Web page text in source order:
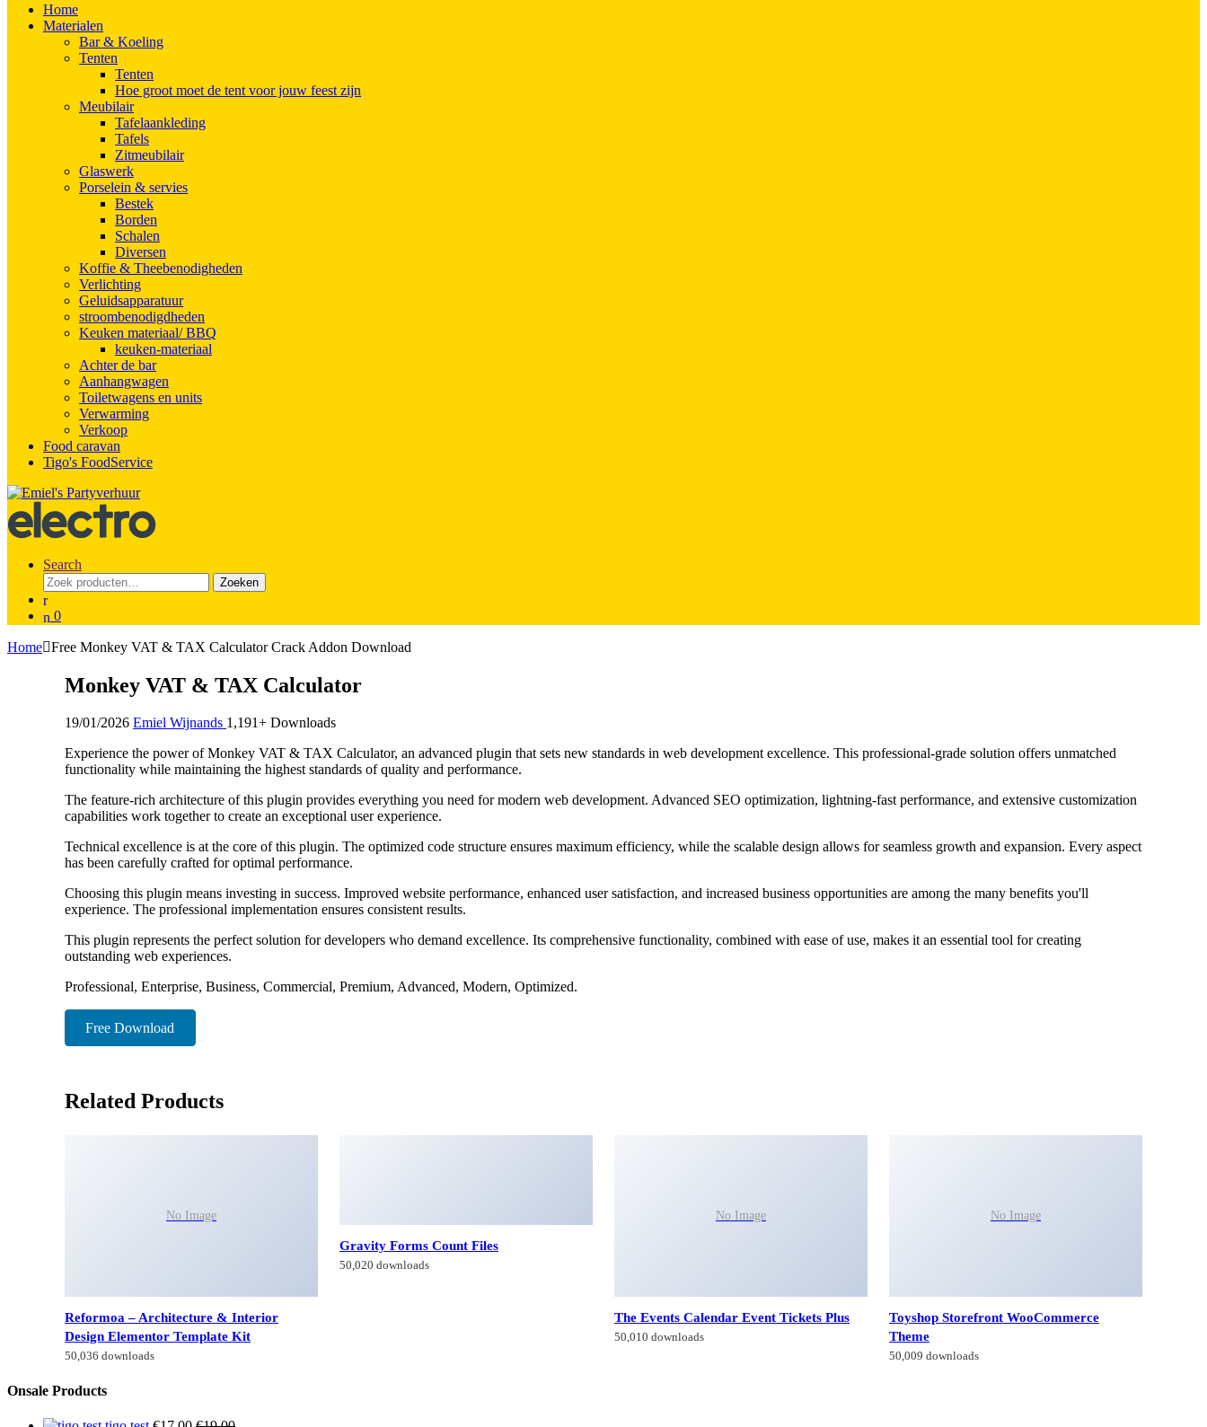
Home
Materialen
Bar & Koeling
Tenten
Tenten
Hoe groot moet de tent voor jouw feest zijn
Meubilair
Tafelaankleding
Tafels
Zitmeubilair
Glaswerk
Porselein & servies
Bestek
Borden
Schalen
Diversen
Koffie & Theebenodigheden
Verlichting
Geluidsapparatuur
stroombenodigdheden
Keuken materiaal/ BBQ
keuken-materiaal
Achter de bar
Aanhangwagen
Toiletwagens en units
Verwarming
Verkoop
Food caravan
Tigo's FoodService
Search
Zoeken
naar:
Zoeken
0
Home Free Monkey VAT & TAX Calculator Crack Addon Download
Monkey VAT & TAX Calculator
19/01/2026 Emiel Wijnands 1,191+ Downloads
Experience the power of Monkey VAT & TAX Calculator, an advanced plugin that sets new standards in web development excellence. This professional-grade solution offers unmatched
functionality while maintaining the highest standards of quality and performance.
The feature-rich architecture of this plugin provides everything you need for modern web development. Advanced SEO optimization, lightning-fast performance, and extensive customization
capabilities work together to create an exceptional user experience.
Technical excellence is at the core of this plugin. The optimized code structure ensures maximum efficiency, while the scalable design allows for seamless growth and expansion. Every aspect
has been carefully crafted for optimal performance.
Choosing this plugin means investing in success. Improved website performance, enhanced user satisfaction, and increased business opportunities are among the many benefits you'll
experience. The professional implementation ensures consistent results.
This plugin represents the perfect solution for developers who demand excellence. Its comprehensive functionality, combined with ease of use, makes it an essential tool for creating
outstanding web experiences.
Professional, Enterprise, Business, Commercial, Premium, Advanced, Modern, Optimized.
Free Download
Related Products
No Image
Reformoa – Architecture & Interior
Design Elementor Template Kit
50,036 downloads
No Image
The Events Calendar Event Tickets Plus
50,010 downloads
No Image
Toyshop Storefront WooCommerce
Theme
50,009 downloads
Onsale Products